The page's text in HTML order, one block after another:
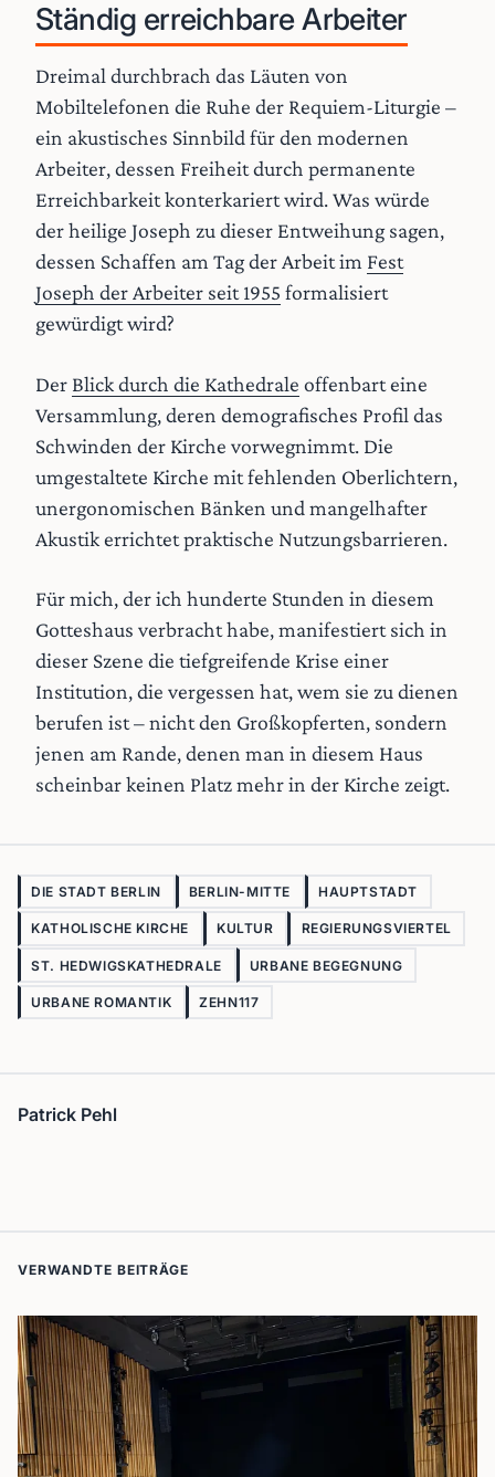
Ständig erreichbare Arbeiter
Dreimal durchbrach das Läuten von
Mobiltelefonen die Ruhe der Requiem-Liturgie –
ein akustisches Sinnbild für den modernen
Arbeiter, dessen Freiheit durch permanente
Erreichbarkeit konterkariert wird. Was würde
der heilige Joseph zu dieser Entweihung sagen,
dessen Schaffen am Tag der Arbeit im Fest
Joseph der Arbeiter seit 1955 formalisiert
gewürdigt wird?
Der Blick durch die Kathedrale offenbart eine
Versammlung, deren demografisches Profil das
Schwinden der Kirche vorwegnimmt. Die
umgestaltete Kirche mit fehlenden Oberlichtern,
unergonomischen Bänken und mangelhafter
Akustik errichtet praktische Nutzungsbarrieren.
Für mich, der ich hunderte Stunden in diesem
Gotteshaus verbracht habe, manifestiert sich in
dieser Szene die tiefgreifende Krise einer
Institution, die vergessen hat, wem sie zu dienen
berufen ist – nicht den Großkopferten, sondern
jenen am Rande, denen man in diesem Haus
scheinbar keinen Platz mehr in der Kirche zeigt.
DIE STADT BERLIN BERLIN-MITTE HAUPTSTADT
KATHOLISCHE KIRCHE KULTUR REGIERUNGSVIERTEL
ST. HEDWIGSKATHEDRALE URBANE BEGEGNUNG
URBANE ROMANTIK ZEHN117
Patrick Pehl
VERWANDTE BEITRÄGE